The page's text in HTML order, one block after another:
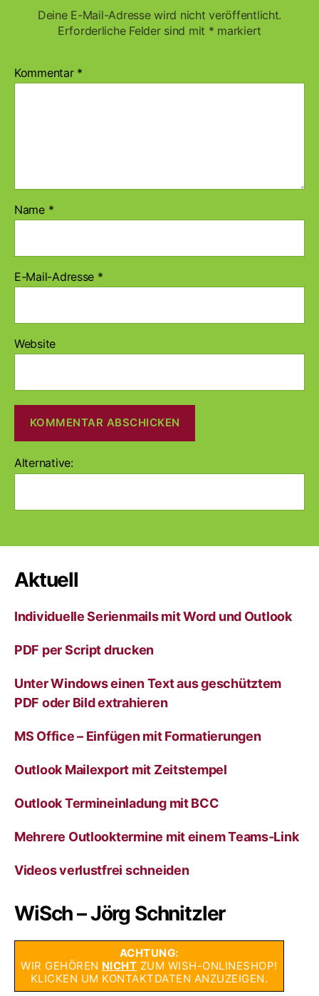
Deine E-Mail-Adresse wird nicht veröffentlicht.
Erforderliche Felder sind mit * markiert
Kommentar *
Name *
E-Mail-Adresse *
Website
Alternative:
Aktuell
Individuelle Serienmails mit Word und Outlook
PDF per Script drucken
Unter Windows einen Text aus geschütztem
PDF oder Bild extrahieren
MS Office – Einfügen mit Formatierungen
Outlook Mailexport mit Zeitstempel
Outlook Termineinladung mit BCC
Mehrere Outlooktermine mit einem Teams-Link
Videos verlustfrei schneiden
WiSch – Jörg Schnitzler
ACHTUNG:
WIR GEHÖREN NICHT ZUM WISH-ONLINESHOP!
KLICKEN UM KONTAKTDATEN ANZUZEIGEN.